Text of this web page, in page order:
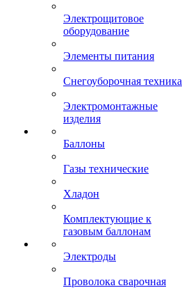
Электрощитовое
оборудование
Элементы питания
Снегоуборочная техника
Электромонтажные
изделия
Баллоны
Газы технические
Хладон
Комплектующие к
газовым баллонам
Электроды
Проволока сварочная